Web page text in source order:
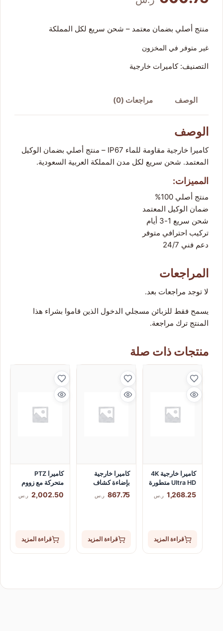
منتج أصلي بضمان معتمد – شحن سريع لكل المملكة
غير متوفر في المخزون
التصنيف:كاميرات خارجية
الوصف مراجعات (0)
الوصف
كاميرا خارجية مقاومة للماء IP67 – منتج أصلي بضمان الوكيل
المعتمد. شحن سريع لكل مدن المملكة العربية السعودية.
المميزات:
منتج أصلي 100%
ضمان الوكيل المعتمد
شحن سريع 1-3 أيام
تركيب احترافي متوفر
دعم فني 24/7
المراجعات
لا توجد مراجعات بعد.
يسمح فقط للزبائن مسجلي الدخول الذين قاموا بشراء هذا
المنتج ترك مراجعة.
منتجات ذات صلة
كاميرا خارجية 4K
Ultra HD متطورة
1,268.25 ر.س
قراءة المزيد
كاميرا خارجية
بإضاءة كشاف
وإنذار
867.75 ر.س
قراءة المزيد
كاميرا PTZ
متحركة مع زووم
بصري 30x
2,002.50 ر.س
قراءة المزيد